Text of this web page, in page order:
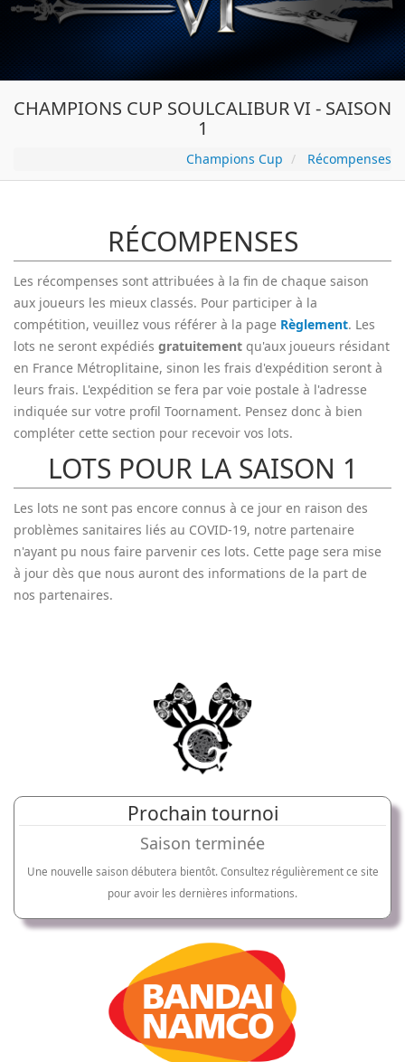
CHAMPIONS CUP SOULCALIBUR VI - SAISON
1
Champions Cup Récompenses
RÉCOMPENSES
Les récompenses sont attribuées à la fin de chaque saison
aux joueurs les mieux classés. Pour participer à la
compétition, veuillez vous référer à la page Règlement. Les
lots ne seront expédiés gratuitement qu'aux joueurs résidant
en France Métroplitaine, sinon les frais d'expédition seront à
leurs frais. L'expédition se fera par voie postale à l'adresse
indiquée sur votre profil Toornament. Pensez donc à bien
compléter cette section pour recevoir vos lots.
LOTS POUR LA SAISON 1
Les lots ne sont pas encore connus à ce jour en raison des
problèmes sanitaires liés au COVID-19, notre partenaire
n'ayant pu nous faire parvenir ces lots. Cette page sera mise
à jour dès que nous auront des informations de la part de
nos partenaires.
Prochain tournoi
Saison terminée
Une nouvelle saison débutera bientôt. Consultez régulièrement ce site
pour avoir les dernières informations.